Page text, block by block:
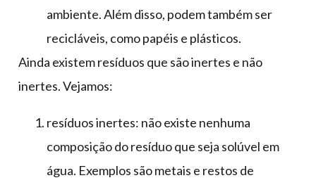
ambiente. Além disso, podem também ser
recicláveis, como papéis e plásticos.
Ainda existem resíduos que são inertes e não
inertes. Vejamos:
resíduos inertes: não existe nenhuma
composição do resíduo que seja solúvel em
água. Exemplos são metais e restos de